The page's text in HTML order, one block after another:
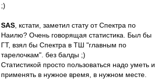
;)
SAS , кстати, заметил стату от Спектра по
Наилю? Очень говорящая статистика. Был бы
ГТ, взял бы Спектра в ТШ "главным по
тарелочкам". без балды ;)
Статистикой просто пользоваться надо уметь и
применять в нужное время, в нужном месте.